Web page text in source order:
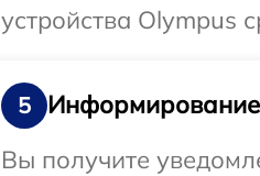
устройства Olympus
5
Информирование
Вы получите